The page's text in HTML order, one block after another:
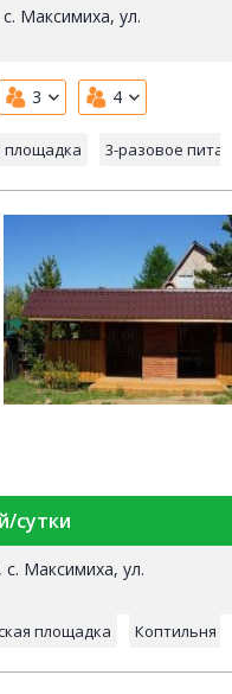
Максимиха, ул.
3 4
площадка 3-разовое
сутки
с. Максимиха, ул.
площадка Коптильня